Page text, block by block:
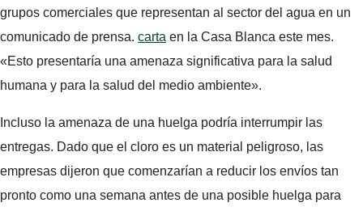
grupos comerciales que representan al sector del agua en un
comunicado de prensa. carta en la Casa Blanca este mes.
«Esto presentaría una amenaza significativa para la salud
humana y para la salud del medio ambiente».
Incluso la amenaza de una huelga podría interrumpir las
entregas. Dado que el cloro es un material peligroso, las
empresas dijeron que comenzarían a reducir los envíos tan
pronto como una semana antes de una posible huelga para